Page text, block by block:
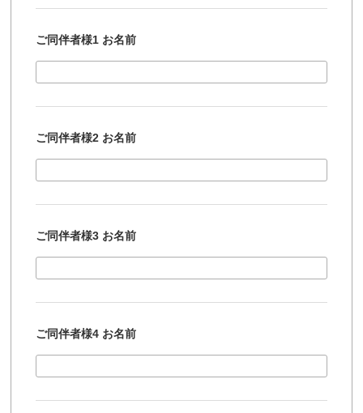
ご同伴者様1 お名前
ご同伴者様2 お名前
ご同伴者様3 お名前
ご同伴者様4 お名前